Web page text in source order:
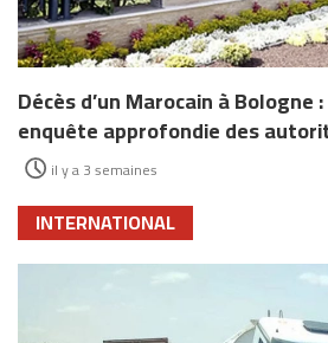
Décès d’un Marocain à Bologne
enquête approfondie des
il y a 3 semaines
INTERNATIONAL